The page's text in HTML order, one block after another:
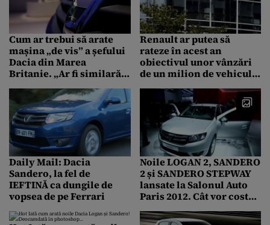
Cum ar trebui să arate
mașina „de vis” a șefului
Dacia din Marea
Britanie. „Ar fi similară
mai ieftină”
Renault ar putea să
rateze în acest an
obiectivul unor vânzări
de un milion de vehicule
Daily Mail: Dacia
Sandero, la fel de
IEFTINĂ ca dungile de
vopsea de pe Ferrari
Noile LOGAN 2, SANDERO
2 și SANDERO STEPWAY
lansate la Salonul Auto
Paris 2012. Cât vor costa
DACIA